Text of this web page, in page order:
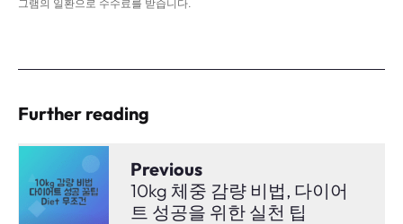
그램의 일환으로 수수료를 받습니다.
Further reading
Previous
10kg 체중 감량 비법, 다이어
트 성공을 위한 실천 팁